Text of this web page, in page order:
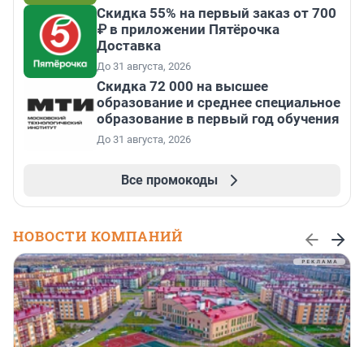
Скидка 55% на первый заказ от 700
₽ в приложении Пятёрочка
Доставка
До 31 августа, 2026
Скидка 72 000 на высшее
образование и среднее специальное
образование в первый год обучения
До 31 августа, 2026
Все промокоды
НОВОСТИ КОМПАНИЙ